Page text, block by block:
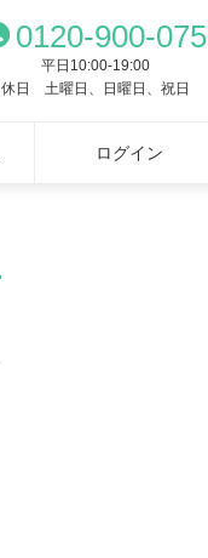
0120-900-075
平日10:00-19:00
休日 土曜日、日曜日、祝日
ログイン